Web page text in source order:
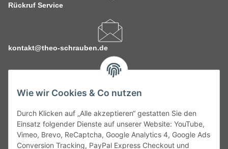
Wie wir Cookies & Co nutzen
Durch Klicken auf „Alle akzeptieren“ gestatten Sie den
Einsatz folgender Dienste auf unserer Website: YouTube,
Vimeo, Brevo, ReCaptcha, Google Analytics 4, Google Ads
Conversion Tracking, PayPal Express Checkout und
Rückruf Service
kontakt@theo-schrauben.de
Service
Gesetzliche Informationen